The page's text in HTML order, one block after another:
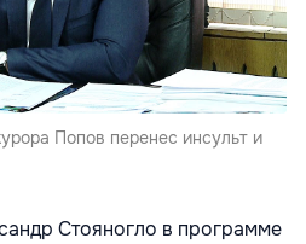
Попов перенес инсульт и
Стояногло в программе